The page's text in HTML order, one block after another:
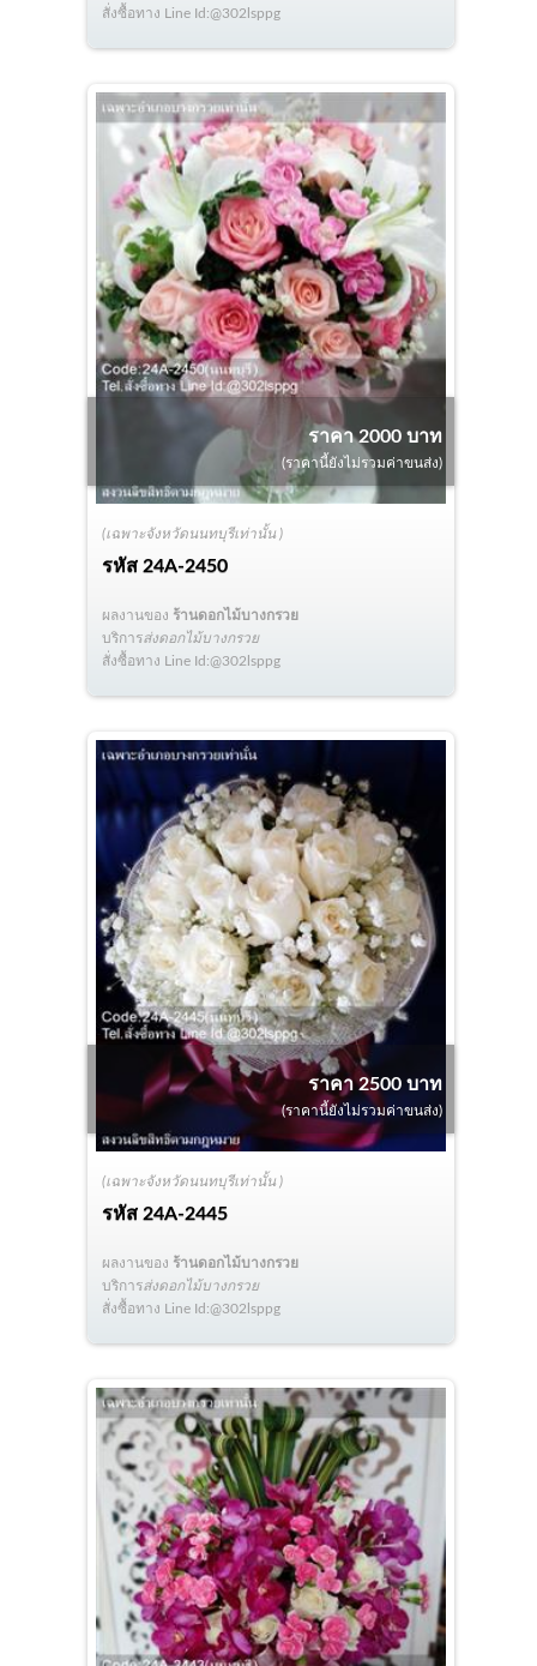
สั่งซื้อทาง Line Id:@302lsppg
(เฉพาะจังหวัดนนทบุรีเท่านั้น )
รหัส24A-2450
ราคา 2000 บาท
(ราคานี้ยังไม่รวมค่าขนส่ง)
ผลงานของ ร้านดอกไม้บางกรวย
บริการส่งดอกไม้บางกรวย
สั่งซื้อทาง Line Id:@302lsppg
(เฉพาะจังหวัดนนทบุรีเท่านั้น )
รหัส24A-2445
ราคา 2500 บาท
(ราคานี้ยังไม่รวมค่าขนส่ง)
ผลงานของ ร้านดอกไม้บางกรวย
บริการส่งดอกไม้บางกรวย
สั่งซื้อทาง Line Id:@302lsppg